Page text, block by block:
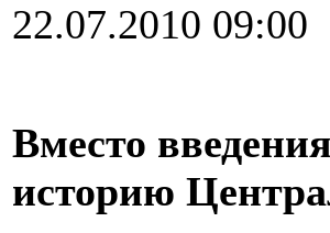
22.07.2010 09:00
Вместо
историю